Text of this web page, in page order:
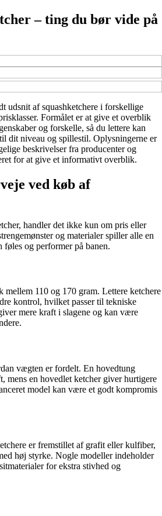
– ting du bør vide på
udsnit af squashketchere i forskellige
Formålet er at give et overblik
og forskelle, så du lettere kan
dit niveau og spillestil. Oplysningerne er
beskrivelser fra producenter og
for at give et informativt overblik.
ved køb af
handler det ikke kun om pris eller
og materialer spiller alle en
og performer på banen.
mellem 110 og 170 gram. Lettere ketchere
kontrol, hvilket passer til tekniske
mere kraft i slagene og kan være
vægten er fordelt. En hovedtung
mens en hovedlet ketcher giver hurtigere
model kan være et godt kompromis
er fremstillet af grafit eller kulfiber,
høj styrke. Nogle modeller indeholder
for ekstra stivhed og